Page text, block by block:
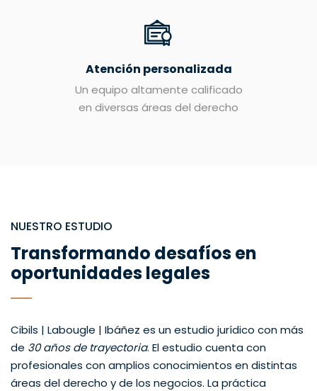
Atención personalizada
Un equipo altamente calificado
en diversas áreas del derecho
NUESTRO ESTUDIO
Transformando desafíos en
oportunidades legales
Cibils | Labougle | Ibáñez es un estudio jurídico con más
de 30 años de trayectoria. El estudio cuenta con
profesionales con amplios conocimientos en distintas
áreas del derecho y de los negocios. La práctica